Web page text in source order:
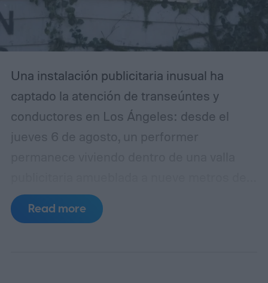
Una instalación publicitaria inusual ha
captado la atención de transeúntes y
conductores en Los Ángeles: desde el
jueves 6 de agosto, un performer
altura sobre Sunset Boulevard, en la
intersección con Selma Avenue, en West
Read more